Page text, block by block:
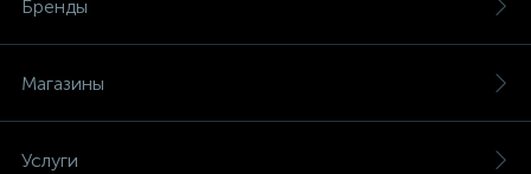
Бренды
Магазины
Услуги
Счётчики электроэнергии
Телекоммуникационные розетки
Трансформаторы